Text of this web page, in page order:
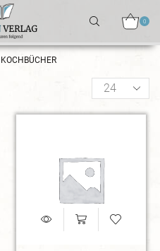
0
KOCHBÜCHER